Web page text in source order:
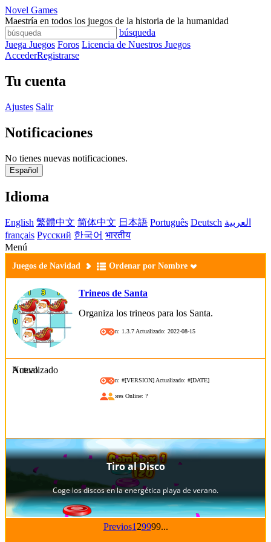
Novel Games
Maestría en todos los juegos de la historia de la humanidad
búsqueda
Juega Juegos Foros Licencia de Nuestros Juegos
AccederRegistrarse
Tu cuenta
Ajustes Salir
Notificaciones
No tienes nuevas notificaciones.
Español
Idioma
English 繁體中文 简体中文 日本語 Português Deutsch العربية
français Русский 한국어 भारतीय
Menú
Juegos de Navidad Ordenar por Nombre
Trineos de Santa
Organiza los trineos para los Santa.
Versión: 1.3.7 Actualizado: 2022-08-15
Versión: #[VERSION] Actualizado: #[DATE]
Jugadores Online: ?
Nuevo
Actualizado
Previos129999...